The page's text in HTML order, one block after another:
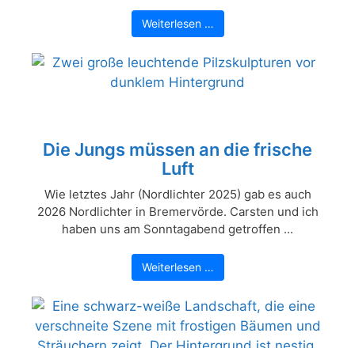
Weiterlesen …
Die Jungs müssen an die frische
Luft
Wie letztes Jahr (Nordlichter 2025) gab es auch
2026 Nordlichter in Bremervörde. Carsten und ich
haben uns am Sonntagabend getroffen ...
Weiterlesen …